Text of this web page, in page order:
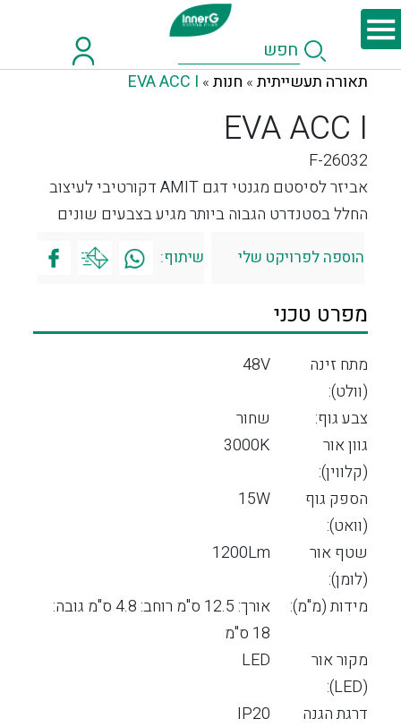
תאורה תעשייתית » חנות »
EVA ACC I
EVA ACC I
F-26032
אביזר לסיסטם מגנטי דגם AMIT דקורטיבי לעיצוב
החלל בסטנדרט הגבוה ביותר מגיע בצבעים שונים
הוספה לפרויקט שלי שיתוף:
מפרט טכני
מתח זינה
(וולט):
48V
צבע גוף:
שחור
גוון אור
(קלווין):
3000K
הספק גוף
(וואט):
15W
שטף אור
(לומן):
1200Lm
מידות (מ"מ):
אורך: 12.5 ס"מ רוחב: 4.8 ס"מ גובה:
18 ס"מ
מקור אור
(LED):
LED
דרגת הגנה
IP20